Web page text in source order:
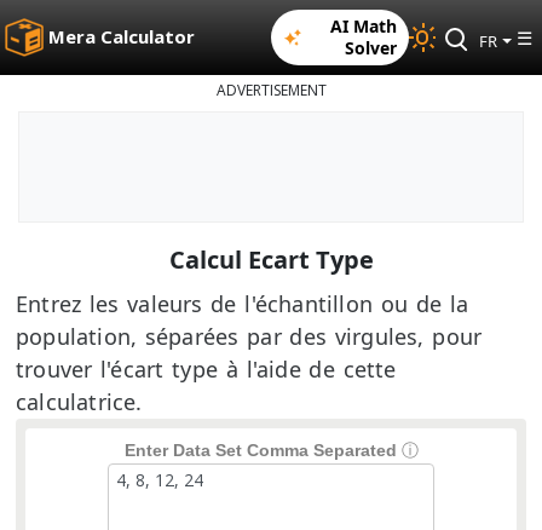
Mera Calculator
AI Math
Solver
FR ☰
ADVERTISEMENT
Calcul Ecart Type
Entrez les valeurs de l'échantillon ou de la
population, séparées par des virgules, pour
trouver l'écart type à l'aide de cette
calculatrice.
Enter Data Set Comma Separated ⓘ